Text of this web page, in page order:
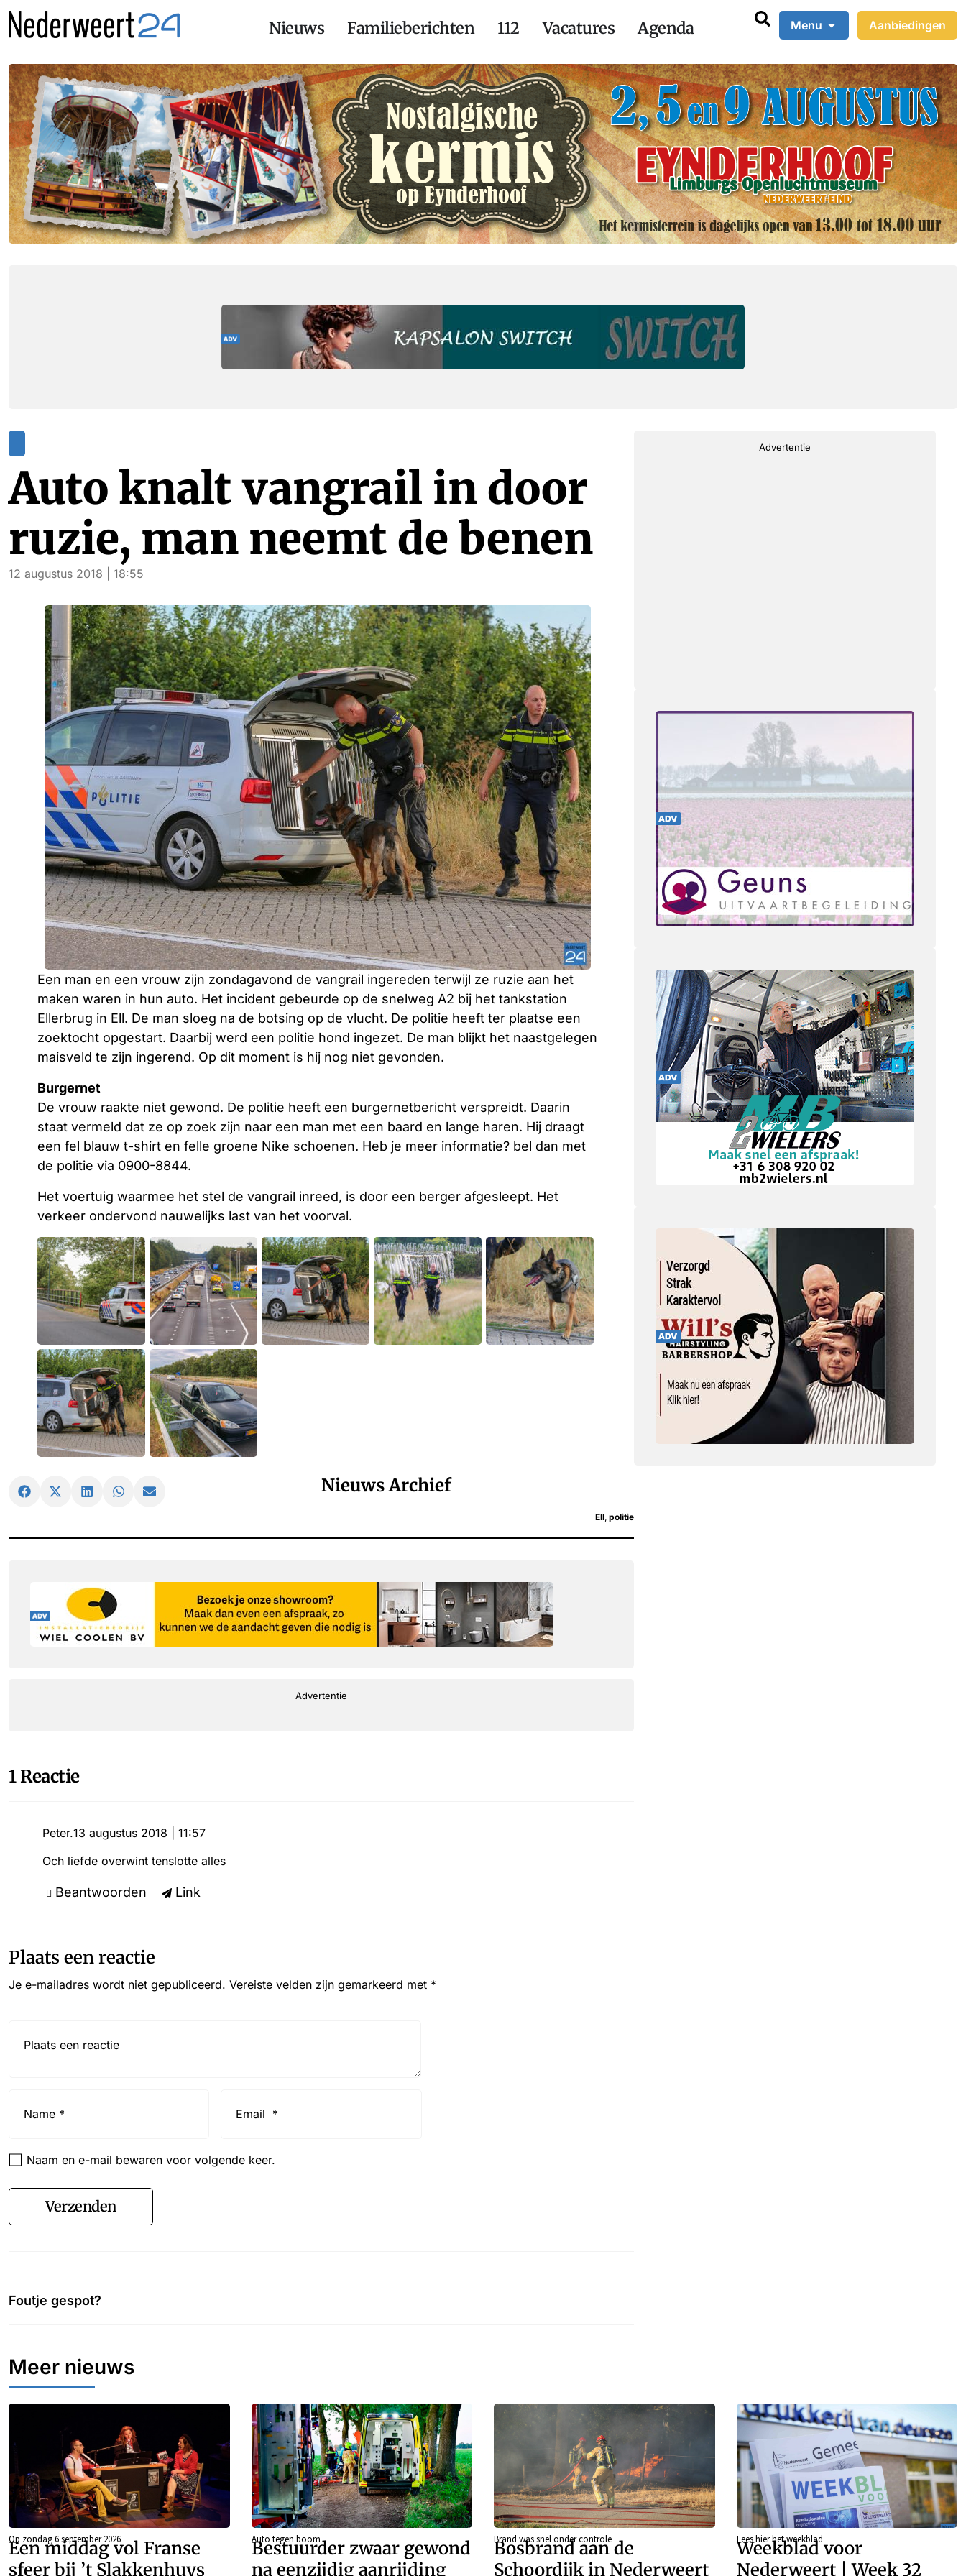
Nieuws Familieberichten 112 Vacatures Agenda Menu Aanbiedingen
Auto knalt vangrail in door
ruzie, man neemt de benen
12 augustus 2018 | 18:55
Een man en een vrouw zijn zondagavond de vangrail ingereden terwijl ze ruzie aan het
maken waren in hun auto. Het incident gebeurde op de snelweg A2 bij het tankstation
Ellerbrug in Ell. De man sloeg na de botsing op de vlucht. De politie heeft ter plaatse een
zoektocht opgestart. Daarbij werd een politie hond ingezet. De man blijkt het naastgelegen
maisveld te zijn ingerend. Op dit moment is hij nog niet gevonden.
Burgernet
De vrouw raakte niet gewond. De politie heeft een burgernetbericht verspreidt. Daarin
staat vermeld dat ze op zoek zijn naar een man met een baard en lange haren. Hij draagt
een fel blauw t-shirt en felle groene Nike schoenen. Heb je meer informatie? bel dan met
de politie via 0900-8844.
Het voertuig waarmee het stel de vangrail inreed, is door een berger afgesleept. Het
verkeer ondervond nauwelijks last van het voorval.
Nieuws Archief
Ell politie
Advertentie
1 Reactie
Peter.13 augustus 2018 | 11:57
Och liefde overwint tenslotte alles
Beantwoorden Link
Plaats een reactie
Je e-mailadres wordt niet gepubliceerd. Vereiste velden zijn gemarkeerd met *
Naam en e-mail bewaren voor volgende keer.
Verzenden
Advertentie
Foutje gespot?
Meer nieuws
Op zondag 6 september 2026
Een middag vol Franse
sfeer bij ’t Slakkenhuys
Auto tegen boom
Bestuurder zwaar gewond
na eenzijdig aanrijding
Brand was snel onder controle
Bosbrand aan de
Schoordijk in Nederweert
Lees hier het weekblad
Weekblad voor
Nederweert | Week 32